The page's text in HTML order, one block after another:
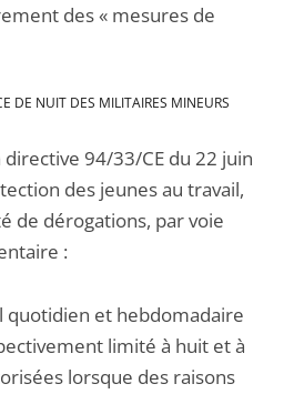
des « mesures de
DE NUIT DES MILITAIRES MINEURS
94/33/CE du 22 juin
des jeunes au travail,
de dérogations, par voie
:
et hebdomadaire
limité à huit et à
lorsque des raisons